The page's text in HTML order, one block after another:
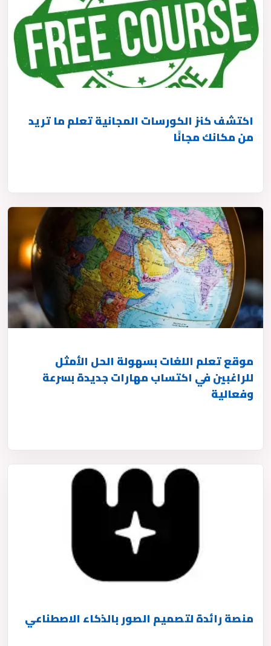
اكتشف كنز الكورسات المجانية تعلم ما تريد
من مكانك مجانًا
موقع تعلم اللغات بسهولة الحل الأمثل
للراغبين في اكتساب مهارات جديدة بسرعة
وفعالية
منصة رائدة لتصميم الصور بالذكاء الاصطناعي